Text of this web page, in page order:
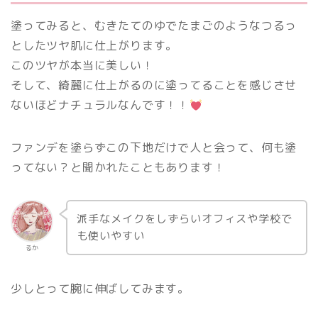
塗ってみると、むきたてのゆでたまごのようなつるっ
としたツヤ肌に仕上がります。
このツヤが本当に美しい！
そして、綺麗に仕上がるのに塗ってることを感じさせ
ないほどナチュラルなんです！！
ファンデを塗らずこの下地だけで人と会って、何も塗
ってない？と聞かれたこともあります！
るか
派手なメイクをしずらいオフィスや学校で
も使いやすい
少しとって腕に伸ばしてみます。